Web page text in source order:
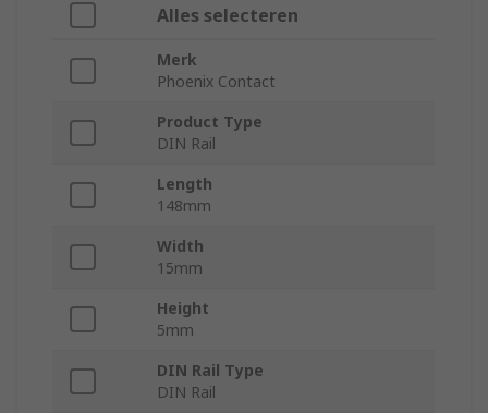
Alles selecteren
Merk
Phoenix Contact
Product Type
DIN Rail
Length
148mm
Width
15mm
Height
5mm
DIN Rail Type
DIN Rail